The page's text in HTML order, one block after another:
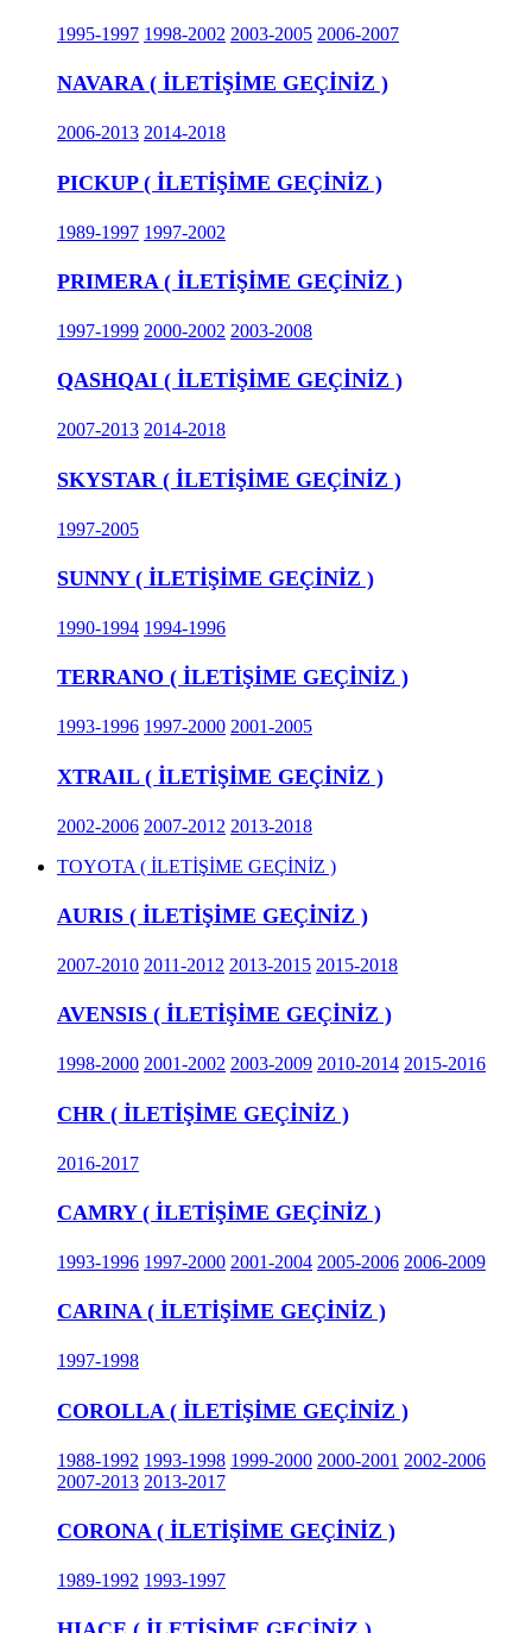
1995-1997 1998-2002 2003-2005 2006-2007
NAVARA ( İLETİŞİME GEÇİNİZ )
2006-2013 2014-2018
PICKUP ( İLETİŞİME GEÇİNİZ )
1989-1997 1997-2002
PRIMERA ( İLETİŞİME GEÇİNİZ )
1997-1999 2000-2002 2003-2008
QASHQAI ( İLETİŞİME GEÇİNİZ )
2007-2013 2014-2018
SKYSTAR ( İLETİŞİME GEÇİNİZ )
1997-2005
SUNNY ( İLETİŞİME GEÇİNİZ )
1990-1994 1994-1996
TERRANO ( İLETİŞİME GEÇİNİZ )
1993-1996 1997-2000 2001-2005
XTRAIL ( İLETİŞİME GEÇİNİZ )
2002-2006 2007-2012 2013-2018
TOYOTA ( İLETİŞİME GEÇİNİZ )
AURIS ( İLETİŞİME GEÇİNİZ )
2007-2010 2011-2012 2013-2015 2015-2018
AVENSIS ( İLETİŞİME GEÇİNİZ )
1998-2000 2001-2002 2003-2009 2010-2014 2015-2016
CHR ( İLETİŞİME GEÇİNİZ )
2016-2017
CAMRY ( İLETİŞİME GEÇİNİZ )
1993-1996 1997-2000 2001-2004 2005-2006 2006-2009
CARINA ( İLETİŞİME GEÇİNİZ )
1997-1998
COROLLA ( İLETİŞİME GEÇİNİZ )
1988-1992 1993-1998 1999-2000 2000-2001 2002-2006
2007-2013 2013-2017
CORONA ( İLETİŞİME GEÇİNİZ )
1989-1992 1993-1997